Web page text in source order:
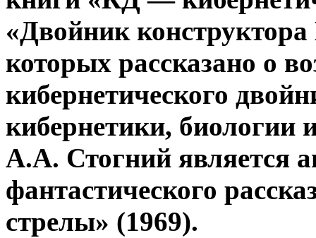
«Двойник
которых рассказано о
кибернетического
кибернетики, биологии
А.А. Стогний является
фантастического
стрелы» (1969).